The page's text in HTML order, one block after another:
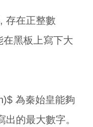
存在正整數
黑板上寫下大
為秦始皇能夠
的最大數字。